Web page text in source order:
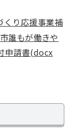
くり応援事業補
誰もが働きや
申請書(docx